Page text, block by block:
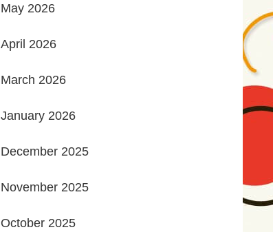
May 2026
April 2026
March 2026
January 2026
December 2025
November 2025
October 2025